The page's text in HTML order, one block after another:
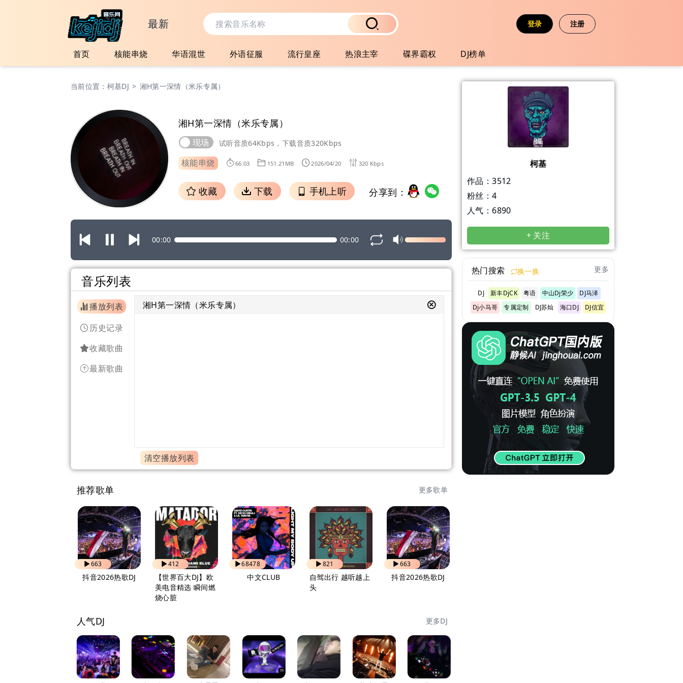
最新 登录 注册
首页 核能串烧 华语混世 外语征服 流行皇座 热浪主宰 碟界霸权 DJ榜单
当前位置： 柯基DJ > 湘H第一深情（米乐专属）
现场
湘H第一深情（米乐专属）
试听音质64Kbps，下载音质320Kbps
核能串烧 66:03 151.21MB 2026/04/20 320 Kbps
收藏 下载 手机上听 分享到：
00:00 00:00
音乐列表
播放列表
历史记录
收藏歌曲
最新歌曲
湘H第一深情（米乐专属）
清空播放列表
推荐歌单 更多歌单
663
抖音2026热歌DJ
412
【世界百大DJ】欧
美电音精选 瞬间燃
烧心脏
68478
中文CLUB
821
自驾出行 越听越上
头
663
抖音2026热歌DJ
人气DJ 更多DJ
柯基
作品：3512
粉丝：4
人气： 6890
+ 关注
热门搜索 换一换 更多
DJ 新丰DjCK 粤语 中山Dj荣少
DJ马泽
Dj小马哥
专属定制 DJ苏灿 海口DJ DJ信宜